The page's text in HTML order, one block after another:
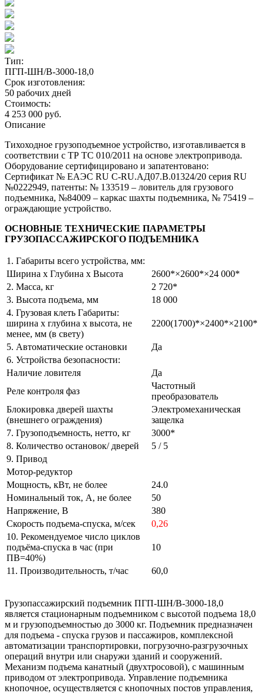
Тип:
ПГП-ШН/В-3000-18,0
Срок изготовления:
50 рабочих дней
Стоимость:
4 253 000 руб.
Описание
Тихоходное грузоподъемное устройство, изготавливается в
соответствии с ТР ТС 010/2011 на основе электропривода.
Оборудование сертифицировано и запатентовано:
Сертификат № ЕАЭС RU C-RU.AД07.B.01324/20 серия RU
№0222949, патенты: № 133519 – ловитель для грузового
подъемника, №84009 – каркас шахты подъемника, № 75419 –
ограждающие устройство.
ОСНОВНЫЕ ТЕХНИЧЕСКИЕ ПАРАМЕТРЫ
ГРУЗОПАССАЖИРСКОГО ПОДЪЕМНИКА
1. Габариты всего устройства, мм:
Ширина х Глубина х Высота
2600*×2600*×24 000*
2. Масса, кг
2 720*
3. Высота подъема, мм
18 000
4. Грузовая клеть Габариты:
ширина х глубина х высота, не
менее, мм (в свету)
2200(1700)*×2400*×2100*
5. Автоматические остановки
Да
6. Устройства безопасности:
Наличие ловителя
Да
Реле контроля фаз
Частотный
преобразователь
Блокировка дверей шахты
(внешнего ограждения)
Электромеханическая
защелка
7. Грузоподъемность, нетто, кг
3000*
8. Количество остановок/ дверей
5 / 5
9. Привод
Мотор-редуктор
Мощность, кВт, не более
24.0
Номинальный ток, А, не более
50
Напряжение, В
380
Скорость подъема-спуска, м/сек
0,26
10. Рекомендуемое число циклов
подъёма-спуска в час (при
ПВ=40%)
10
11. Производительность, т/час 60,0
Грузопассажирский подъемник ПГП-ШН/В-3000-18,0
является стационарным подъемником с высотой подъема 18,0
м и грузоподъемностью до 3000 кг. Подъемник предназначен
для подъема - спуска грузов и пассажиров, комплексной
автоматизации транспортировки, погрузочно-разгрузочных
операций внутри или снаружи зданий и сооружений.
Механизм подъема канатный (двухтросовой), с машинным
приводом от электропривода. Управление подъемника
кнопочное, осуществляется с кнопочных постов управления,